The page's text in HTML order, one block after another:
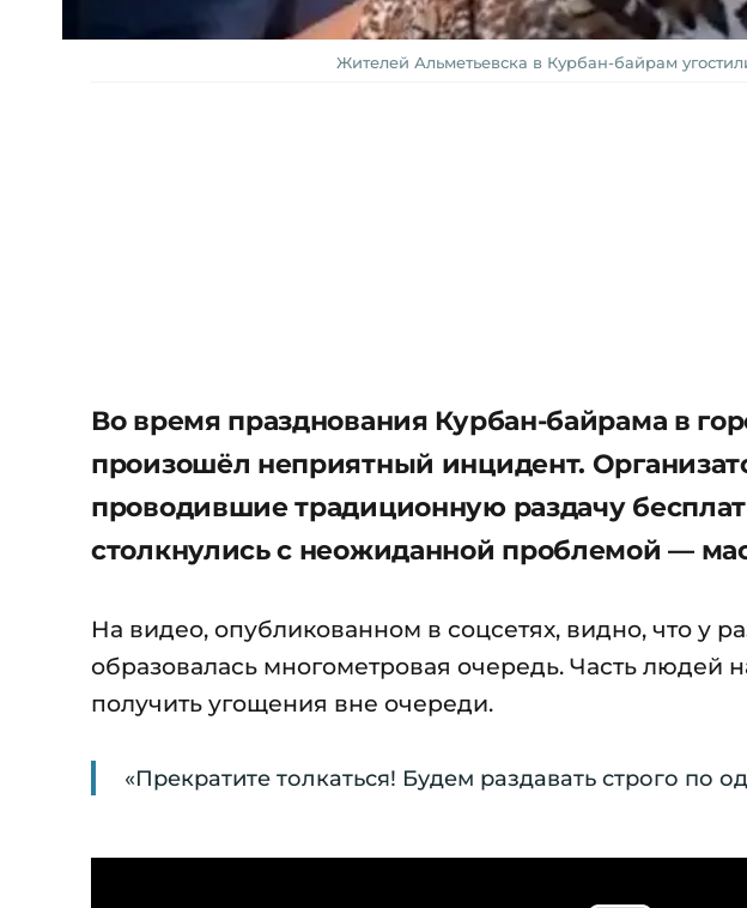
Жителей Альметьевска в Курбан-байрам
Во время празднования Курбан-байрама в
произошёл неприятный инцидент.
проводившие традиционную раздачу
столкнулись с неожиданной проблемой —
На видео, опубликованном в соцсетях, видно, что у
образовалась многометровая очередь. Часть людей
получить угощения вне очереди.
«Прекратите толкаться! Будем раздавать строго по